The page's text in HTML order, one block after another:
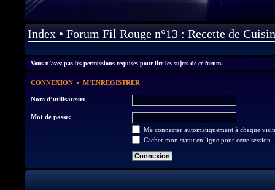
Index • Forum Fil Rouge n°13 : Recette de
Vous n’avez pas les permissions requises pour lire les sujets de ce forum.
CONNEXION • M’ENREGISTRER
Nom d’utilisateur:
Mot de passe:
Me connecter automatiquement à chaque
Cacher mon statut en ligne pour cette session